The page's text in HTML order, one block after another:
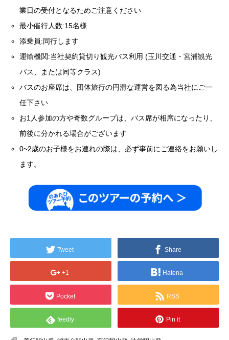
業日の受付となるためご注意ください
最小催行人数:15名様
添乗員:同行します
運輸機関:当社契約貸切り観光バス利用 (玉川交通・宮浦観光
バス、または同等クラス)
バスのお座席は、団体旅行の円滑な運営を図る為当社にご一
任下さい
お1人参加の方や奇数グループは、バス席が相席になったり、
前後に分かれる場合がございます
0~2歳のお子様をお連れの際は、必ず事前にご連絡をお願いし
ます。
Tweet Share
+1 Hatena
Pocket RSS
feedly Pin it